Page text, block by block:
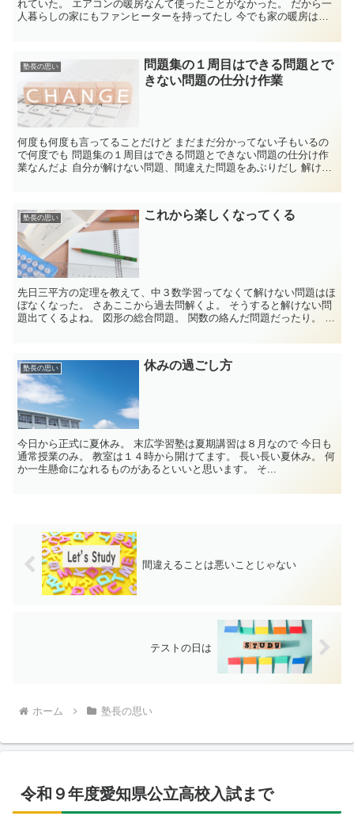
れていた。 エアコンの暖房なんて使ったことがなかった。 だから一
人暮らしの家にもファンヒーターを持ってたし 今でも家の暖房はフ
塾長の思い
問題集の１周目はできる問題とで
きない問題の仕分け作業
何度も何度も言ってることだけど まだまだ分かってない子もいるの
で何度でも 問題集の１周目はできる問題とできない問題の仕分け作
業なんだよ 自分が解けない問題、間違えた問題をあぶりだし 解ける
塾長の思い これから楽しくなってくる
先日三平方の定理を教えて、中３数学習ってなくて解けない問題はほ
ぼなくなった。 さあここから過去問解くよ。 そうすると解けない問
題出てくるよね。 図形の総合問題。 関数の絡んだ問題だったり。 円
塾長の思い 休みの過ごし方
今日から正式に夏休み。 末広学習塾は夏期講習は８月なので 今日も
通常授業のみ。 教室は１４時から開けてます。 長い長い夏休み。 何
か一生懸命になれるものがあるといいと思います。 そ...
間違えることは悪いことじゃない
テストの日は
ホーム 塾長の思い
令和９年度愛知県公立高校入試まで